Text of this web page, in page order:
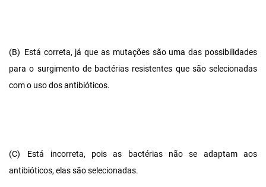
(B) Está correta, já que as mutações são uma das possibilidades
para o surgimento de bactérias resistentes que são selecionadas
com o uso dos antibióticos.
(C)
Está incorreta, pois as bactérias não se adaptam aos
antibióticos, elas são selecionadas.